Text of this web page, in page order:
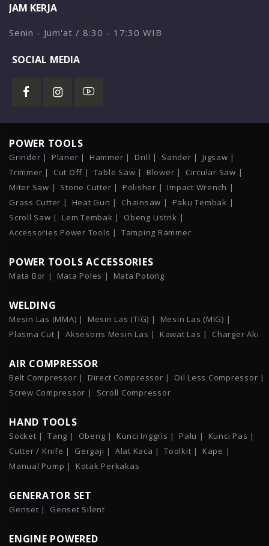
JAM KERJA
Senin - Jum'at / 8:30 - 17:30 WIB
SOCIAL MEDIA
POWER TOOLS
Grinder | Planer | Hammer | Drill | Sander |
Jigsaw |
Trimmer |
Cut Off | Table Saw | Blower |
Circular Saw |
Miter Saw |
Stone Cutter | Polisher |
Impact Wrench |
Grass Cutter |
Heat Gun | Chainsaw |
Paku Tembak |
Scroll Saw |
Lem Tembak |
Obeng Listrik |
Accessories Power Tools |
Tamping Rammer
POWER TOOLS ACCESSORIES
Mata Bor | Mata Poles | Mata Potong
WELDING
Mesin Las (MMA) | Mesin Las (TIG) |
Mesin Las (MIG) |
Plasma Cut |
Aksesoris Mesin Las | Kawat Las | Charger Aki
AIR COMPRESSOR
Belt Compressor | Direct Compressor |
Oil Less Compressor |
Screw Compressor |
Scroll Compressor
HAND TOOLS
Socket | Tang | Obeng | Kunci Inggris | Palu |
Kunci Pas |
Cutter / Knife |
Gergaji | Alat Kaca | Toolkit |
Kape |
Manual Pump |
Kotak Perkakas
GENERATOR SET
Genset | Genset Silent
ENGINE POWERED